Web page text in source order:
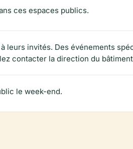
ces espaces publics.
leurs invités. Des événements
contacter la direction du
le week-end.